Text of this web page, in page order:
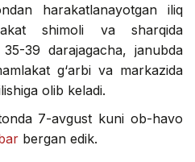
harakatlanayotgan iliq
shimoli va sharqida
39 darajagacha, janubda
g‘arbi va markazida
olib keladi.
7-avgust kuni ob-havo
bergan edik.